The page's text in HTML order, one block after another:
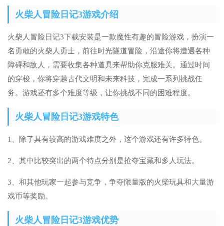
火柴人冒险日记3游戏介绍
火柴人冒险日记3下载安装是一款魔性有趣的冒险游戏，扮演一
名勇敢的火柴人勇士，前往时光隧道冒险，沿途你将遭遇各种
障碍和敌人，需要收集各种道具来帮助你克服难关。通过时间
的穿梭，你将穿越古代文明和未来科技，完成一系列挑战任
务。游戏还有多个难度等级，让你挑战不同的困难程度。
火柴人冒险日记3游戏特色
1、除了具有较高的游戏难度之外，这个游戏还有许多特色。
2、其中比较突出的两个特点分别是抢夺宝藏和多人玩法。
3、和其他玩家一起参与竞争，争夺限量版的火柴玩具和大量游
戏币等奖励。
火柴人冒险日记3游戏优势